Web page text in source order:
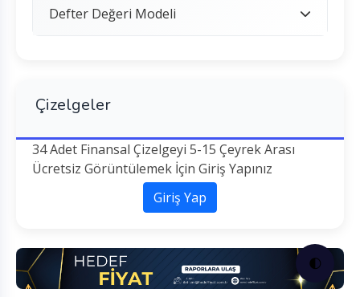
🌓
Defter Değeri Modeli
Çizelgeler
34 Adet Finansal Çizelgeyi 5-15 Çeyrek Arası
Ücretsiz Görüntülemek İçin Giriş Yapınız
Giriş Yap